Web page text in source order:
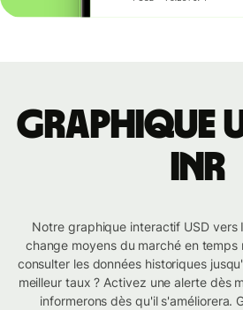
Graphique
INR
Notre graphique interactif USD vers
change moyens du marché en
consulter les données historiques
meilleur taux ? Activez une alerte dès
informerons dès qu'il s'améliorera.